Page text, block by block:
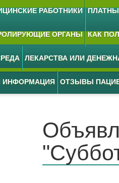
РАБОТНИКИ
ОРГАНЫ КАК
ЛЕКАРСТВА ИЛИ
ИНФОРМАЦИЯ ОТЗЫВЫ